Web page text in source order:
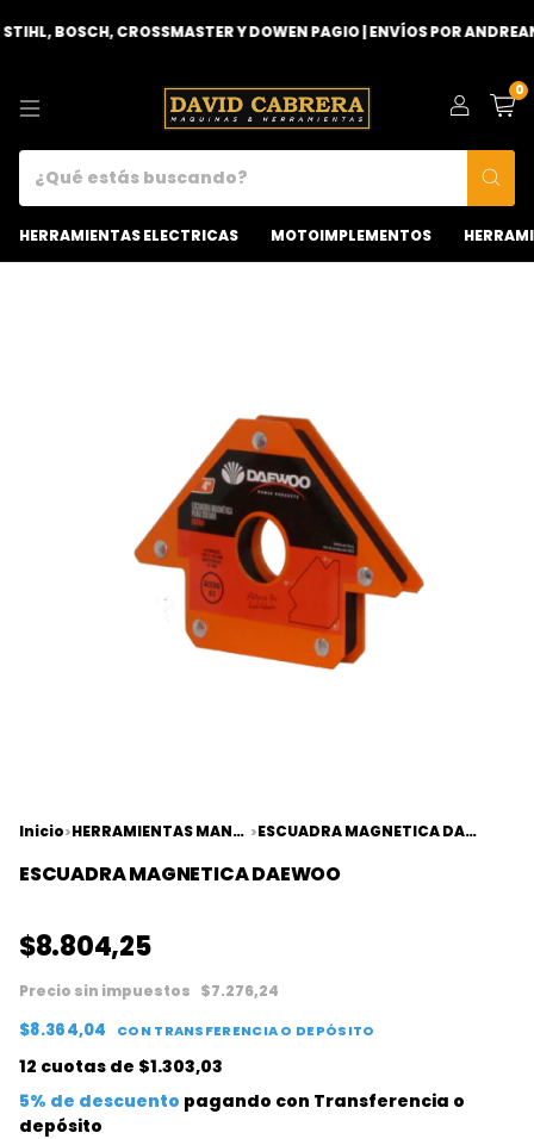
BOSCH, CROSSMASTER Y DOWEN PAGIO | ENVÍOS POR ANDREANI
0
HERRAMIENTAS ELECTRICAS MOTOIMPLEMENTOS
Inicio> HERRAMIENTAS MANUALES > ESCUADRA MAGNETICA DAEWOO
ESCUADRA MAGNETICA DAEWOO
$8.804,25
Precio sin impuestos $7.276,24
$8.364,04 CONTRANSFERENCIA O DEPÓSITO
12 cuotas de $1.303,03
5% de descuento pagando con Transferencia o
depósito